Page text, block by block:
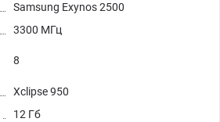
Samsung Exynos 2500
3300 МГц
8
Xclipse 950
12 Гб